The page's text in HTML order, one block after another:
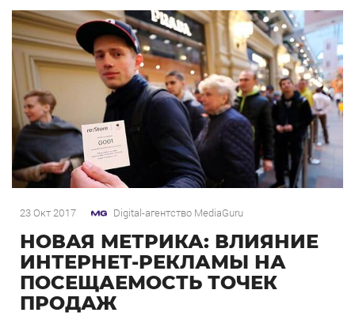
23 Окт 2017 Digital-агентство MediaGuru
НОВАЯ МЕТРИКА: ВЛИЯНИЕ
ИНТЕРНЕТ-РЕКЛАМЫ НА
ПОСЕЩАЕМОСТЬ ТОЧЕК
ПРОДАЖ